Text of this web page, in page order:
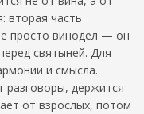
вторая часть
просто винодел — он
святыней. Для
и смысла.
разговоры, держится
от взрослых, потом